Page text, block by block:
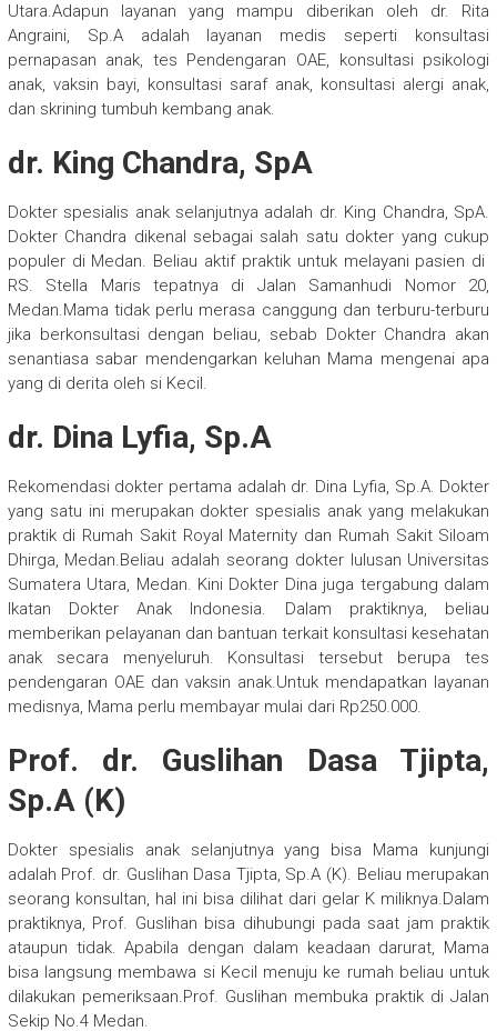
Utara.Adapun layanan yang mampu diberikan oleh dr. Rita
Angraini, Sp.A adalah layanan medis seperti konsultasi
pernapasan anak, tes Pendengaran OAE, konsultasi psikologi
anak, vaksin bayi, konsultasi saraf anak, konsultasi alergi anak,
dan skrining tumbuh kembang anak.
dr. King Chandra, SpA
Dokter spesialis anak selanjutnya adalah dr. King Chandra, SpA.
Dokter Chandra dikenal sebagai salah satu dokter yang cukup
populer di Medan. Beliau aktif praktik untuk melayani pasien di
RS. Stella Maris tepatnya di Jalan Samanhudi Nomor 20,
Medan.Mama tidak perlu merasa canggung dan terburu-terburu
jika berkonsultasi dengan beliau, sebab Dokter Chandra akan
senantiasa sabar mendengarkan keluhan Mama mengenai apa
yang di derita oleh si Kecil.
dr. Dina Lyfia, Sp.A
Rekomendasi dokter pertama adalah dr. Dina Lyfia, Sp.A. Dokter
yang satu ini merupakan dokter spesialis anak yang melakukan
praktik di Rumah Sakit Royal Maternity dan Rumah Sakit Siloam
Dhirga, Medan.Beliau adalah seorang dokter lulusan Universitas
Sumatera Utara, Medan. Kini Dokter Dina juga tergabung dalam
Ikatan Dokter Anak Indonesia. Dalam praktiknya, beliau
memberikan pelayanan dan bantuan terkait konsultasi kesehatan
anak secara menyeluruh. Konsultasi tersebut berupa tes
pendengaran OAE dan vaksin anak.Untuk mendapatkan layanan
medisnya, Mama perlu membayar mulai dari Rp250.000.
Prof. dr. Guslihan Dasa Tjipta,
Sp.A (K)
Dokter spesialis anak selanjutnya yang bisa Mama kunjungi
adalah Prof. dr. Guslihan Dasa Tjipta, Sp.A (K). Beliau merupakan
seorang konsultan, hal ini bisa dilihat dari gelar K miliknya.Dalam
praktiknya, Prof. Guslihan bisa dihubungi pada saat jam praktik
ataupun tidak. Apabila dengan dalam keadaan darurat, Mama
bisa langsung membawa si Kecil menuju ke rumah beliau untuk
dilakukan pemeriksaan.Prof. Guslihan membuka praktik di Jalan
Sekip No.4 Medan.